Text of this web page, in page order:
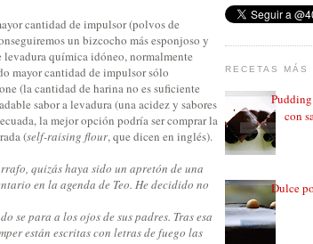
cantidad de impulsor (polvos de
un bizcocho más esponjoso y
química idóneo, normalmente
mayor cantidad de impulsor sólo
(la cantidad de harina no es suficiente
sabor a levadura (una acidez y sabores
la mejor opción podría ser comprar la
(self-raising flour, que dicen en inglés).
quizás haya sido un apretón de una
en la agenda de Teo. He decidido no
se para a los ojos de sus padres. Tras esa
están escritas con letras de fuego las
RECETAS MÁS
con
Dulce